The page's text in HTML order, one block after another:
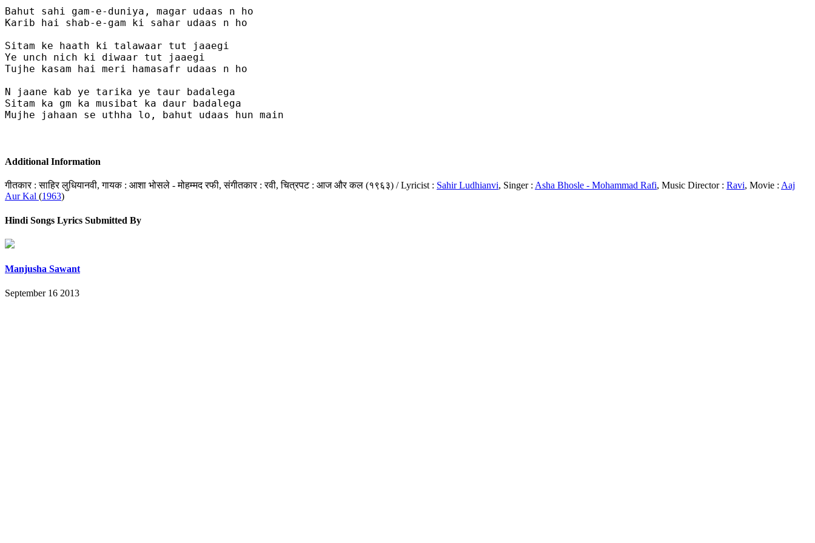
Bahut sahi gam-e-duniya, magar udaas n ho
Karib hai shab-e-gam ki sahar udaas n ho
Sitam ke haath ki talawaar tut jaaegi
Ye unch nich ki diwaar tut jaaegi
Tujhe kasam hai meri hamasafr udaas n ho
N jaane kab ye tarika ye taur badalega
Sitam ka gm ka musibat ka daur badalega
Mujhe jahaan se uthha lo, bahut udaas hun main
Additional Information
गीतकार : साहिर लुधियानवी, गायक : आशा भोसले - मोहम्मद रफी, संगीतकार : रवी, चित्रपट : आज और कल (१९६३) / Lyricist : Sahir Ludhianvi, Singer : Asha Bhosle - Mohammad Rafi, Music Director : Ravi, Movie : Aaj
Aur Kal (1963)
Hindi Songs Lyrics Submitted By
Manjusha Sawant
September 16 2013